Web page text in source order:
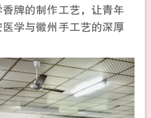
牌的制作工艺，让青年
学与徽州手工艺的深厚